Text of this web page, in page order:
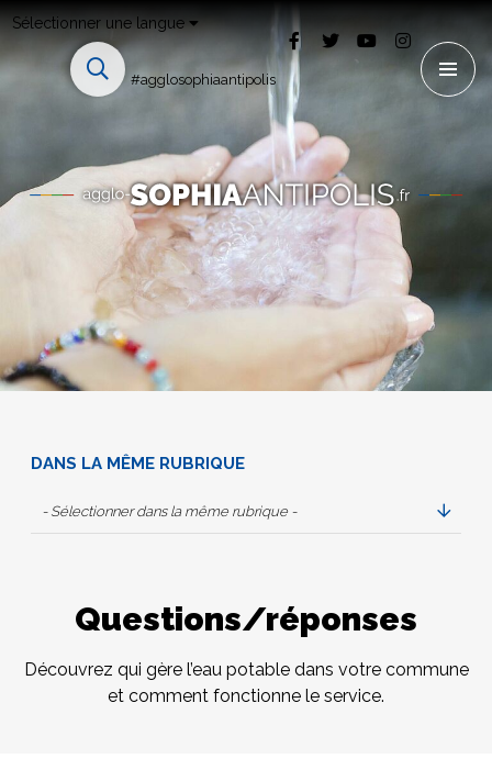
Sélectionner une langue
#agglosophiaantipolis
DANS LA MÊME RUBRIQUE
- Sélectionner dans la même rubrique -
Questions/réponses
Découvrez qui gère l’eau potable dans votre commune
et comment fonctionne le service.